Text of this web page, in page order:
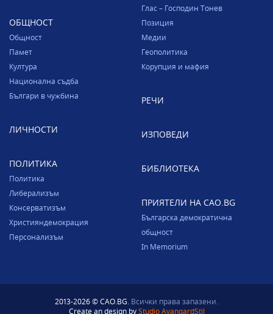
ОБЩНОСТ
Общност
Памет
Култура
Национална съдба
Българи в чужбина
ЛИЧНОСТИ
ПОЛИТИКА
Политика
Либерализъм
Консерватизъм
Християндемокрация
Персонализъм
Глас – Господин Тонев
Позиция
Медии
Геополитика
Корупция и мафия
РЕЧИ
ИЗПОВЕДИ
БИБЛИОТЕКА
ПРИЯТЕЛИ НА CAO.BG
Българска демократична
общност
In Memorium
2013-2026 © CAO.BG. Всички права запазени.
Create an design byStudio AvangardStil